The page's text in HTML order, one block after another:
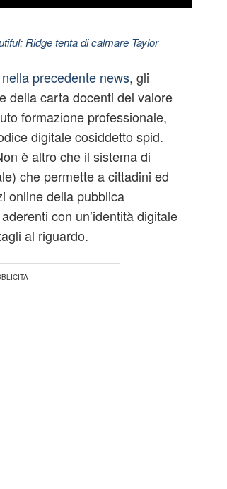
Ridge tenta di calmare Taylor
precedente news, gli
della carta docenti del valore
formazione professionale,
digitale cosiddetto spid.
è altro che il sistema di
che permette a cittadini ed
online della pubblica
con un’identità digitale
al riguardo.